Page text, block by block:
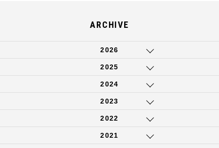
ARCHIVE
2026
2025
2024
2023
2022
2021